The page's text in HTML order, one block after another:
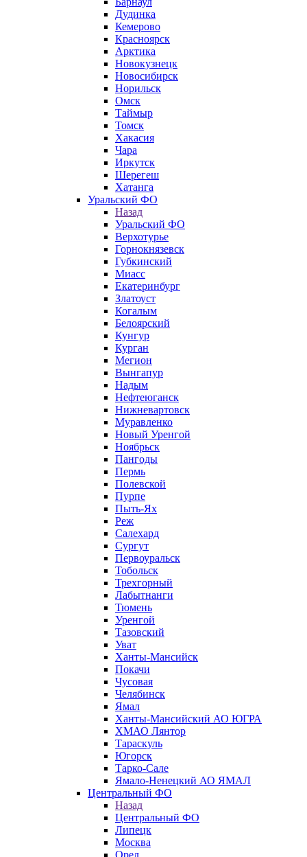
Дудинка
Кемерово
Красноярск
Арктика
Новокузнецк
Новосибирск
Норильск
Омск
Таймыр
Томск
Хакасия
Чара
Иркутск
Шерегеш
Хатанга
Уральский ФО
Назад
Уральский ФО
Верхотурье
Горнокнязевск
Губкинский
Миасс
Екатеринбург
Златоуст
Когалым
Белоярский
Кунгур
Курган
Мегион
Вынгапур
Надым
Нефтеюганск
Нижневартовск
Муравленко
Новый Уренгой
Ноябрьск
Пангоды
Пермь
Полевской
Пурпе
Пыть-Ях
Реж
Салехард
Сургут
Первоуральск
Тобольск
Трехгорный
Лабытнанги
Тюмень
Уренгой
Тазовский
Уват
Ханты-Мансийск
Покачи
Чусовая
Челябинск
Ямал
Ханты-Мансийский АО ЮГРА
ХМАО Лянтор
Тараскуль
Югорск
Тарко-Сале
Ямало-Ненецкий АО ЯМАЛ
Центральный ФО
Назад
Центральный ФО
Липецк
Москва
Орел